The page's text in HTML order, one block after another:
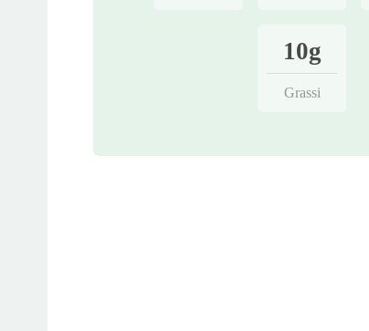
10g
Grassi